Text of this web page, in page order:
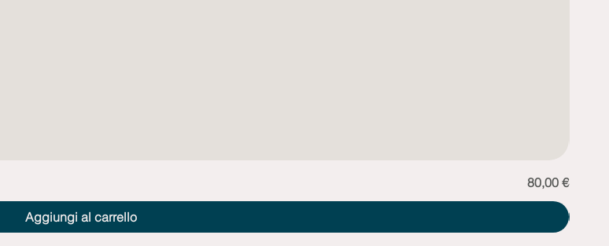
Prezzo
80,00 €
Aggiungi al carrello